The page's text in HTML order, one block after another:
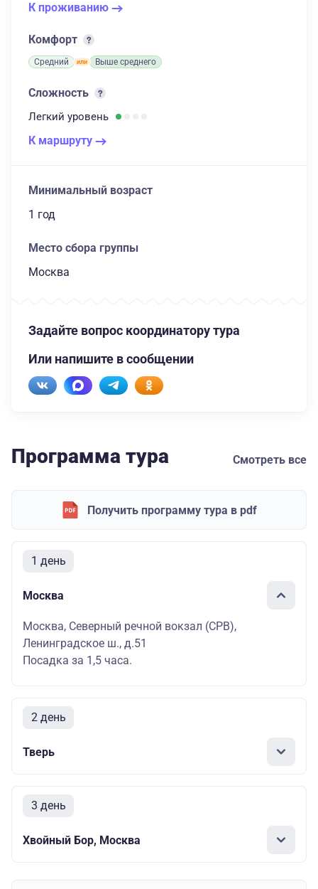
К проживанию
Комфорт
Средний Выше среднего
Сложность
Легкий уровень
К маршруту
Минимальный возраст
1 год
Место сбора группы
Москва
Задайте вопрос координатору тура
Или напишите в сообщении
Программа тура Смотреть все
Получить программу тура в pdf
1 день
Москва
Москва, Северный речной вокзал (СРВ),
Ленинградское ш., д.51
Посадка за 1,5 часа.
2 день
Тверь
3 день
Хвойный Бор, Москва